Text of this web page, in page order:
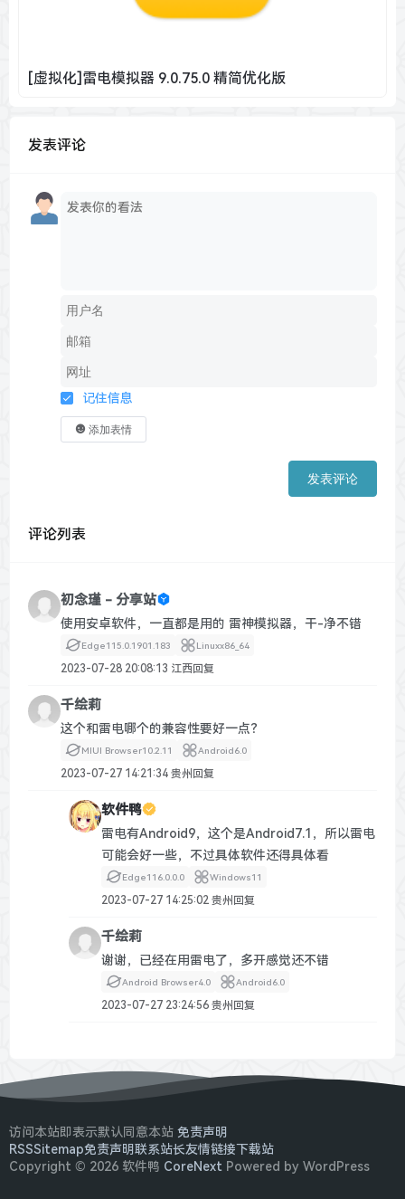
[虚拟化]雷电模拟器 9.0.75.0 精简优化版
发表评论
记住信息
添加表情
发表评论
评论列表
初念瑾 - 分享站
使用安卓软件，一直都是用的 雷神模拟器，干-净不错
Edge115.0.1901.183 Linuxx86_64
2023-07-28 20:08:13 江西回复
千绘莉
这个和雷电哪个的兼容性要好一点？
MIUI Browser10.2.11 Android6.0
2023-07-27 14:21:34贵州回复
软件鸭
雷电有Android9，这个是Android7.1，所以雷电
可能会好一些，不过具体软件还得具体看
Edge116.0.0.0 Windows11
2023-07-27 14:25:02贵州回复
千绘莉
谢谢，已经在用雷电了，多开感觉还不错
Android Browser4.0 Android6.0
2023-07-27 23:24:56贵州回复
访问本站即表示默认同意本站 免责声明
RSSSitemap免责声明联系站长友情链接下载站
Copyright © 2026 软件鸭 CoreNext Powered by WordPress